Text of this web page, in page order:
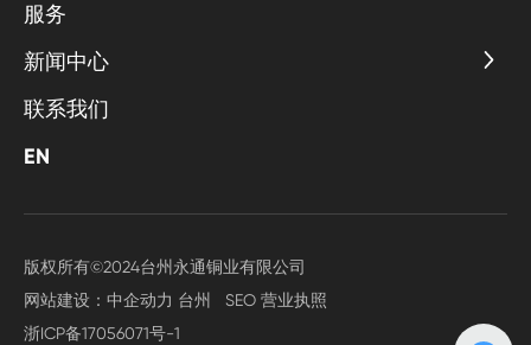
服务
新闻中心
联系我们
EN
版权所有©2024台州永通铜业有限公司
网站建设：中企动力 台州 SEO 营业执照
浙ICP备17056071号-1